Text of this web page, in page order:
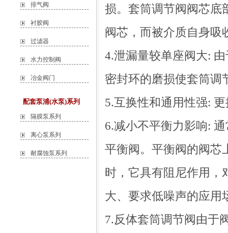
排气阀
衬胶阀
过滤器
水力控制阀
冶金阀门
配套泵浦(水泵)系列
隔膜泵系列
离心泵系列
耐腐蚀泵系列
损。套筒调节阀阀芯底
阀芯，而被介质自身吸
4.泄漏量较单座阀大:
密封环的磨损使套筒调
5.互换性和通用性强:
6.减小不平衡力影响:
平衡阀。平衡阀的阀芯
时，它具有阻尼作用，
大、要求低噪声的应用
7.反体套筒调节阀由于